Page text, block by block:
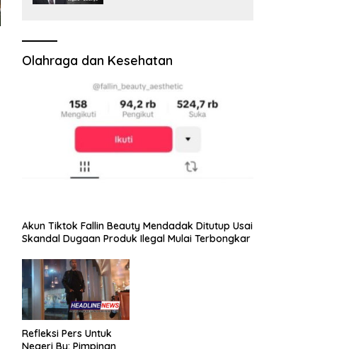
Olahraga dan Kesehatan
Akun Tiktok Fallin Beauty Mendadak Ditutup Usai
Skandal Dugaan Produk Ilegal Mulai Terbongkar
Refleksi Pers Untuk
Negeri By: Pimpinan